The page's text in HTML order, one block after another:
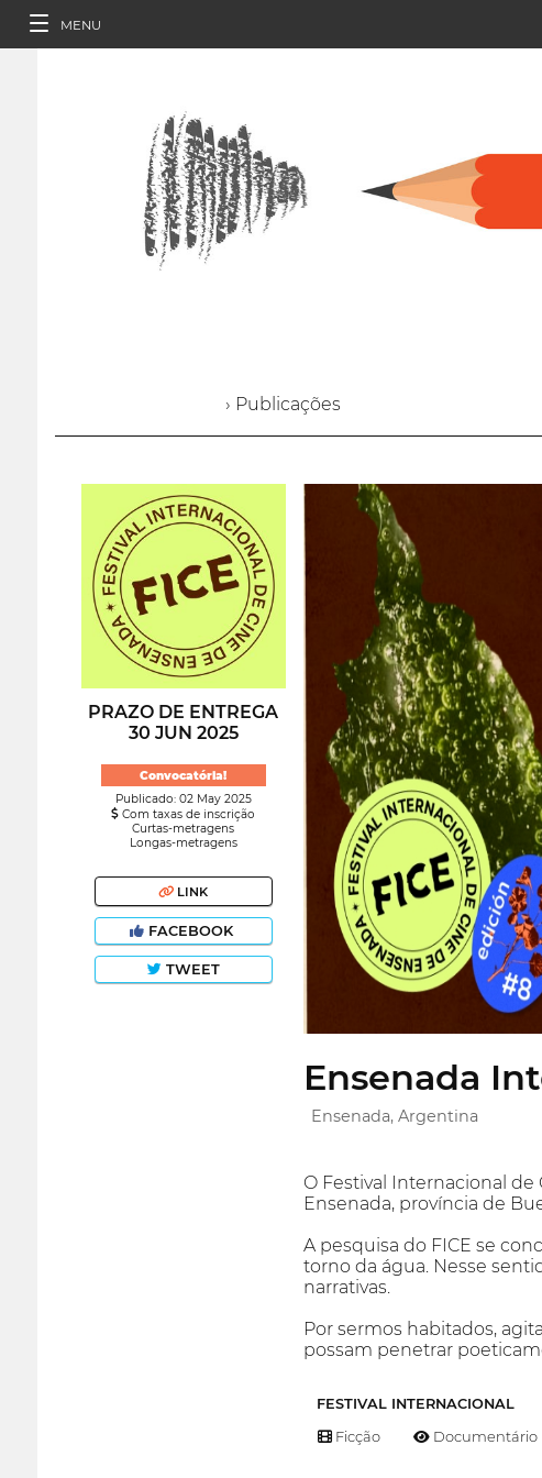
MENU
› Publicações
PRAZO DE ENTREGA
30 JUN 2025
Convocatória!
Publicado: 02 May 2025
Com taxas de inscrição
Curtas-metragens
Longas-metragens
LINK
FACEBOOK
TWEET
Ensenada
Ensenada, Argentina
O Festival Internacional de
Ensenada, província de
A pesquisa do FICE se
torno da água. Nesse
narrativas.
Por sermos habitados,
possam penetrar
FESTIVAL INTERNACIONAL
Ficção Documentário